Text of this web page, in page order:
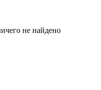
не найдено